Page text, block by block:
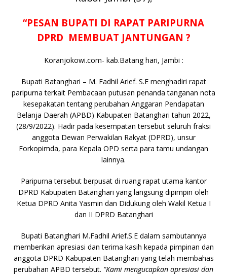
e
b
k
te
r
l s
A
p
p
y
Li
n
k
a
o
p
e
e
r
“PESAN BUPATI DI RAPAT PARIPURNA
DPRD MEMBUAT JANTUNGAN ?
Koranjokowi.com- kab.Batang hari, Jambi :
Bupati Batanghari – M. Fadhil Arief. S.E menghadiri rapat
paripurna terkait Pembacaan putusan penanda tanganan nota
kesepakatan tentang perubahan Anggaran Pendapatan
Belanja Daerah (APBD) Kabupaten Batanghari tahun 2022,
(28/9/2022). Hadir pada kesempatan tersebut seluruh fraksi
anggota Dewan Perwakilan Rakyat (DPRD), unsur
Forkopimda, para Kepala OPD serta para tamu undangan
lainnya.
Paripurna tersebut berpusat di ruang rapat utama kantor
DPRD Kabupaten Batanghari yang langsung dipimpin oleh
Ketua DPRD Anita Yasmin dan Didukung oleh Wakil Ketua I
dan II DPRD Batanghari
Bupati Batanghari M.Fadhil Arief.S.E dalam sambutannya
memberikan apresiasi dan terima kasih kepada pimpinan dan
anggota DPRD Kabupaten Batanghari yang telah membahas
perubahan APBD tersebut. “Kami mengucapkan apresiasi dan